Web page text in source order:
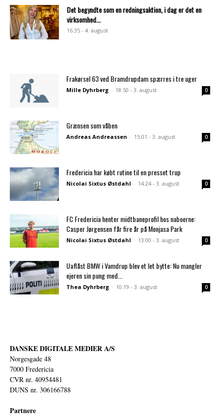
Det begyndte som en redningsaktion, i dag er det en
virksomhed...
16:35 - 4. august
Frakørsel 63 ved Bramdrupdam spærres i tre uger
Mille Dyhrberg - 18:50 - 3. august 0
Grænsen som våben
Andreas Andreassen - 15:01 - 3. august 0
Fredericia har købt rutine til en presset trup
Nicolai Sixtus Østdahl - 14:24 - 3. august 0
FC Fredericia henter midtbaneprofil hos naboerne:
Casper Jørgensen får fire år på Monjasa Park
Nicolai Sixtus Østdahl - 13:00 - 3. august 0
Uaflåst BMW i Vamdrup blev et let bytte: Nu mangler
ejeren sin pung med...
Thea Dyhrberg - 10:19 - 3. august 0
DANSKE DIGITALE MEDIER A/S
Norgesgade 48
7000 Fredericia
CVR nr. 40954481
DUNS nr. 306166788
Partnere